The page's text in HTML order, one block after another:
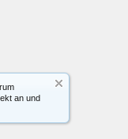
an und